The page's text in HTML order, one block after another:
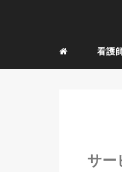
看護
サー